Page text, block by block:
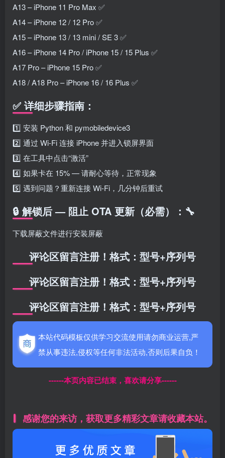
A13 – iPhone 11 Pro Max ✅
A14 – iPhone 12 / 12 Pro ✅
A15 – iPhone 13 / 13 mini / SE 3 ✅
A16 – iPhone 14 Pro / iPhone 15 / 15 Plus ✅
A17 Pro – iPhone 15 Pro ✅
A18 / A18 Pro – iPhone 16 / 16 Plus ✅
✅ 详细步骤指南：
1️⃣ 安装 Python 和 pymobiledevice3
2️⃣ 通过 Wi-Fi 连接 iPhone 并进入锁屏界面
3️⃣ 在工具中点击“激活”
4️⃣ 如果卡在 15% — 请耐心等待，正常现象
5️⃣ 遇到问题？重新连接 Wi-Fi，几分钟后重试
🔒 解锁后 — 阻止 OTA 更新（必需）：🔧
下载屏蔽文件进行安装屏蔽
评论区留言注册！格式：型号+序列号
评论区留言注册！格式：型号+序列号
评论区留言注册！格式：型号+序列号
本站代码模板仅供学习交流使用请勿商业运营,严
禁从事违法,侵权等任何非法活动,否则后果自负！
------本页内容已结束，喜欢请分享------
感谢您的来访，获取更多精彩文章请收藏本站。